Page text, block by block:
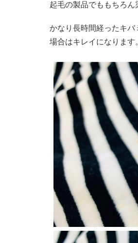
起毛の製品でももちろん
かなり長時間経ったキ
場合はキレイになります